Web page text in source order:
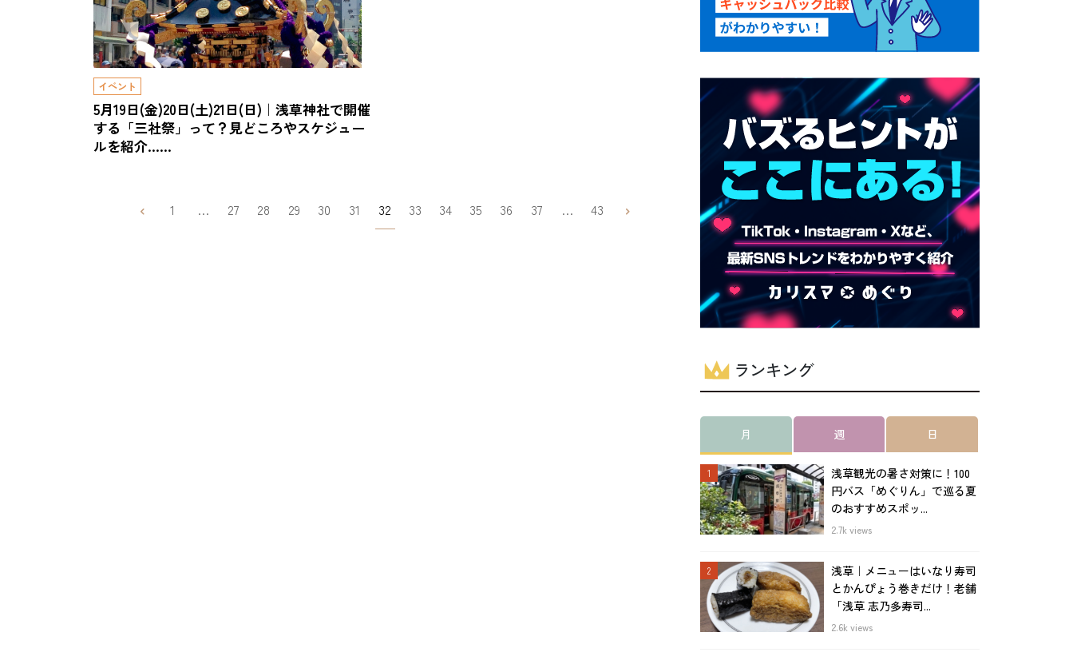
イベント
5月19日(金)20日(土)21日(日)｜浅草神社で開催
する「三社祭」って？見どころやスケジュー
ルを紹介……
1 … 27 28 29 30 31 32 33 34 35 36 37 … 43
ランキング
月 週 日
浅草観光の暑さ対策に！100
円バス「めぐりん」で巡る夏
のおすすめスポッ...
2.7k views
浅草｜メニューはいなり寿司
とかんぴょう巻きだけ！老舗
「浅草 志乃多寿司...
2.6k views